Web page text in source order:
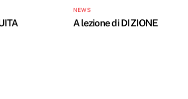
NEWS
A lezione di DIZIONE